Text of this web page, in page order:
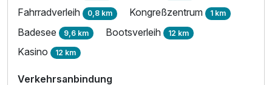
Fahrradverleih 0,8 km Kongreßzentrum 1 km
Badesee 9,6 km Bootsverleih 12 km
Kasino 12 km
Verkehrsanbindung